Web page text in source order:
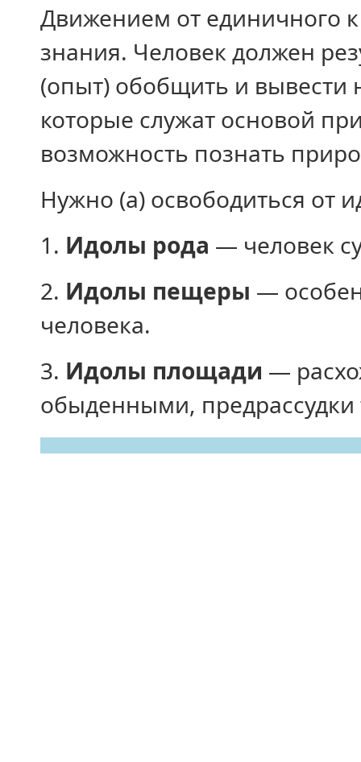
Движением от единичного
знания. Человек должен
(опыт) обобщить и вывести
которые служат основой
возможность познать
Нужно (а) освободиться
1. Идолы рода — человек
2. Идолы пещеры —
человека.
3. Идолы площади —
обыденными,